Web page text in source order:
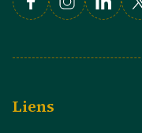
FacebookInstagramLinkedin
X
Liens